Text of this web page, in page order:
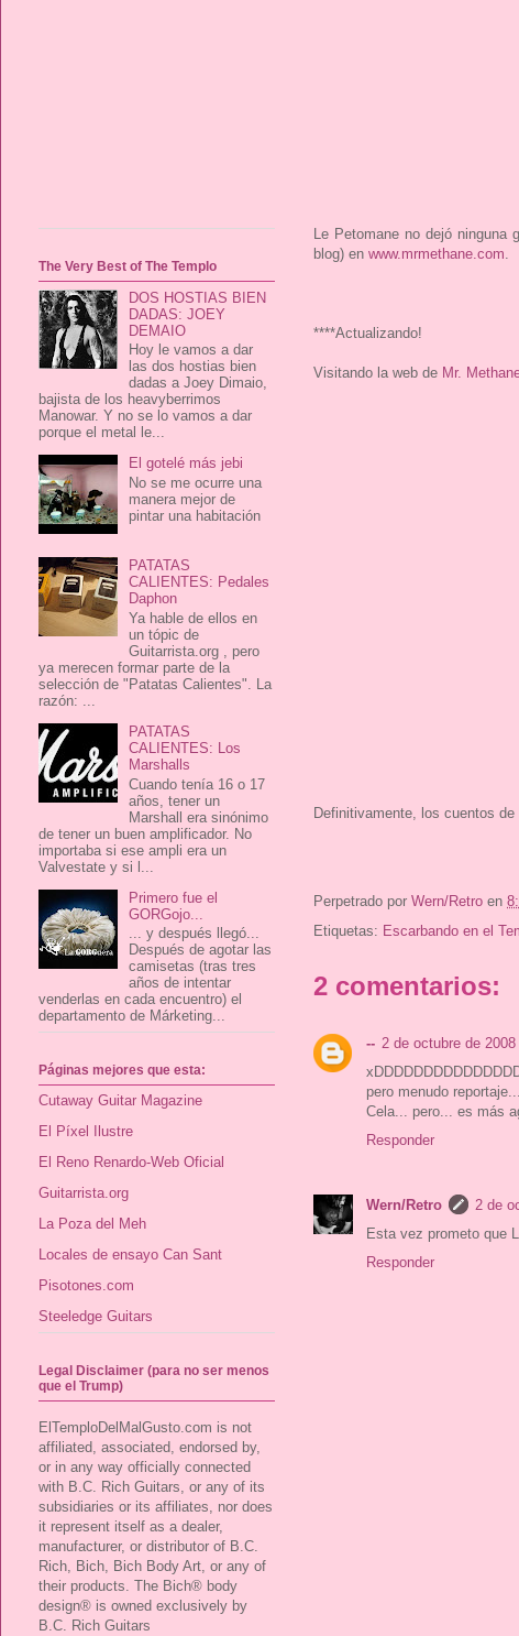
Le Petomane no dejó ninguna
blog) en www.mrmethane.com
****Actualizando!
Visitando la web de Mr.
Definitivamente, los cuentos
Perpetrado por Wern/Retro en
Etiquetas: Escarbando en el
2 comentarios:
-- 2 de octubre de
pero menudo
Cela... pero... es más
Responder
Wern/Retro
2 de
Esta vez prometo que
Responder
The Very Best of The Templo
DOS HOSTIAS BIEN
DADAS: JOEY
DEMAIO
Hoy le vamos a dar
las dos hostias bien
dadas a Joey Dimaio,
bajista de los heavyberrimos
Manowar. Y no se lo vamos a dar
porque el metal le...
El gotelé más jebi
No se me ocurre una
manera mejor de
pintar una habitación
PATATAS
CALIENTES: Pedales
Daphon
Ya hable de ellos en
un tópic de
Guitarrista.org , pero
ya merecen formar parte de la
selección de "Patatas Calientes". La
razón: ...
PATATAS
CALIENTES: Los
Marshalls
Cuando tenía 16 o 17
años, tener un
Marshall era sinónimo
de tener un buen amplificador. No
importaba si ese ampli era un
Valvestate y si l...
Primero fue el
GORGojo...
... y después llegó...
Después de agotar las
camisetas (tras tres
años de intentar
venderlas en cada encuentro) el
departamento de Márketing...
Páginas mejores que esta:
Cutaway Guitar Magazine
El Píxel Ilustre
El Reno Renardo-Web Oficial
Guitarrista.org
La Poza del Meh
Locales de ensayo Can Sant
Pisotones.com
Steeledge Guitars
Legal Disclaimer (para no ser menos
que el Trump)
ElTemploDelMalGusto.com is not
affiliated, associated, endorsed by,
or in any way officially connected
with B.C. Rich Guitars, or any of its
subsidiaries or its affiliates, nor does
it represent itself as a dealer,
manufacturer, or distributor of B.C.
Rich, Bich, Bich Body Art, or any of
their products. The Bich® body
design® is owned exclusively by
B.C. Rich Guitars